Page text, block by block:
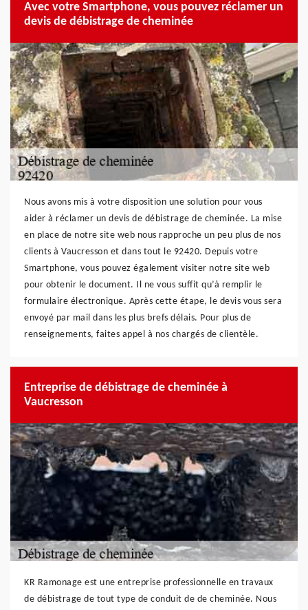
Avec votre Smartphone, vous pouvez réclamer un
devis de débistrage de cheminée
Nous avons mis à votre disposition une solution pour vous
aider à réclamer un devis de débistrage de cheminée. La mise
en place de notre site web nous rapproche un peu plus de nos
clients à Vaucresson et dans tout le 92420. Depuis votre
Smartphone, vous pouvez également visiter notre site web
pour obtenir le document. Il ne vous suffit qu’à remplir le
formulaire électronique. Après cette étape, le devis vous sera
envoyé par mail dans les plus brefs délais. Pour plus de
renseignements, faites appel à nos chargés de clientèle.
Entreprise de débistrage de cheminée à
Vaucresson
KR Ramonage est une entreprise professionnelle en travaux
de débistrage de tout type de conduit de de cheminée. Nous